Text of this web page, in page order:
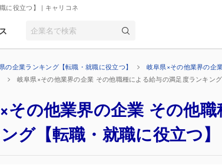
に役立つ】 | キャリコネ
の企業ランキング【転職・就職に役立つ】
岐阜県×その他業界の企
岐阜県×その他業界の企業 その他職種による給与の満足度ランキング
その他業界の企業 その他
グ【転職・就職に役立つ】